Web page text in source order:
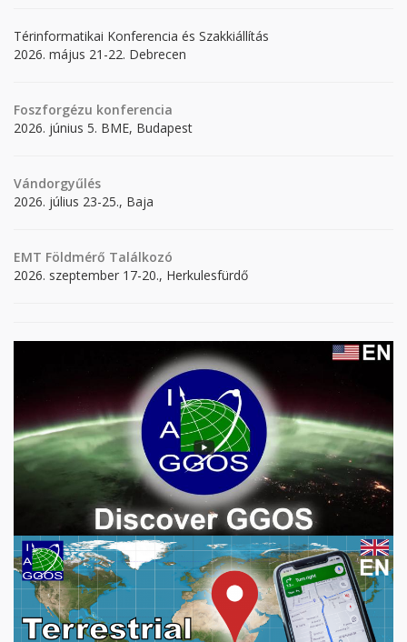
Térinformatikai Konferencia és Szakkiállítás
2026. május 21-22. Debrecen
Foszforgézu konferencia
2026. június 5. BME, Budapest
Vándorgyűlés
2026. július 23-25., Baja
EMT Földmérő Találkozó
2026. szeptember 17-20., Herkulesfürdő